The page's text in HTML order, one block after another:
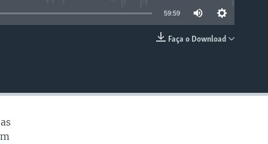
59:59
Faça o Download